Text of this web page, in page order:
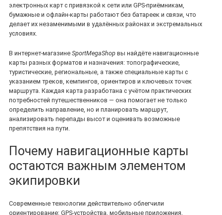
электронных карт с привязкой к сети или GPS‑приёмникам,
бумажные и офлайн‑карты работают без батареек и связи, что
делает их незаменимыми в удалённых районах и экстремальных
условиях.
В интернет‑магазине SportMegaShop вы найдёте навигационные
карты разных форматов и назначения: топографические,
туристические, региональные, а также специальные карты с
указанием треков, кемпингов, ориентиров и ключевых точек
маршрута. Каждая карта разработана с учётом практических
потребностей путешественников — она помогает не только
определить направление, но и планировать маршрут,
анализировать перепады высот и оценивать возможные
препятствия на пути.
Почему навигационные карты
остаются важным элементом
экипировки
Современные технологии действительно облегчили
ориентирование: GPS‑устройства, мобильные приложения,